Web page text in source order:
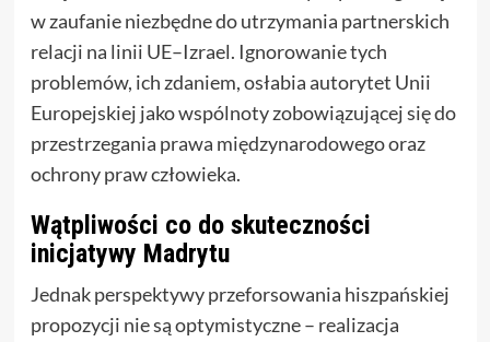
w zaufanie niezbędne do utrzymania partnerskich
relacji na linii UE–Izrael. Ignorowanie tych
problemów, ich zdaniem, osłabia autorytet Unii
Europejskiej jako wspólnoty zobowiązującej się do
przestrzegania prawa międzynarodowego oraz
ochrony praw człowieka.
Wątpliwości co do skuteczności
inicjatywy Madrytu
Jednak perspektywy przeforsowania hiszpańskiej
propozycji nie są optymistyczne – realizacja